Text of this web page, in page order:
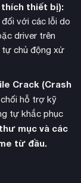
kết nối
Người chơi có
thiết bị):
với các lỗi do
driver trên
tự chủ động xử
Crack (Crash
hỗ trợ kỹ
tự khắc phục
mục và các
từ đầu.